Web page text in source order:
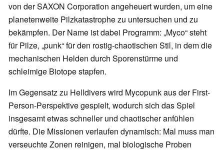
von der SAXON Corporation angeheuert wurden, um eine
planetenweite Pilzkatastrophe zu untersuchen und zu
bekämpfen. Der Name ist dabei Programm: „Myco“ steht
für Pilze, „punk“ für den rostig-chaotischen Stil, in dem die
mechanischen Helden durch Sporenstürme und
schleimige Biotope stapfen.
Im Gegensatz zu Helldivers wird Mycopunk aus der First-
Person-Perspektive gespielt, wodurch sich das Spiel
insgesamt etwas schneller und chaotischer anfühlen
dürfte. Die Missionen verlaufen dynamisch: Mal muss man
verseuchte Zonen reinigen, mal biologische Proben